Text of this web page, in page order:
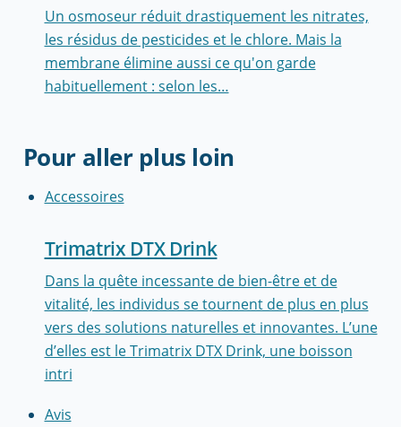
Un osmoseur réduit drastiquement les nitrates,
les résidus de pesticides et le chlore. Mais la
membrane élimine aussi ce qu'on garde
habituellement : selon les…
Pour aller plus loin
Accessoires
Trimatrix DTX Drink
Dans la quête incessante de bien-être et de
vitalité, les individus se tournent de plus en plus
vers des solutions naturelles et innovantes. L’une
d’elles est le Trimatrix DTX Drink, une boisson
intri
Avis